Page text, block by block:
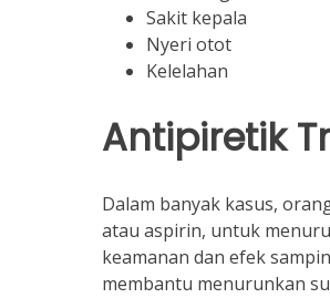
Sakit kepala
Nyeri otot
Kelelahan
Antipiretik
Dalam banyak kasus,
atau aspirin, untuk
keamanan dan efek
membantu menurunkan